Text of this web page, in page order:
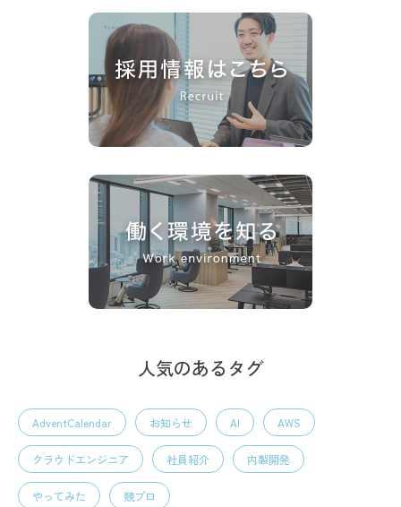
人気のあるタグ
AdventCalendar お知らせ AI AWS
クラウドエンジニア 社員紹介 内製開発
やってみた 競プロ